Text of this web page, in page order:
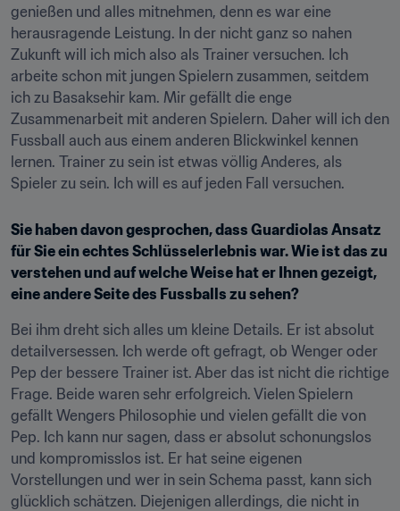
genießen und alles mitnehmen, denn es war eine
herausragende Leistung. In der nicht ganz so nahen
Zukunft will ich mich also als Trainer versuchen. Ich
arbeite schon mit jungen Spielern zusammen, seitdem
ich zu Basaksehir kam. Mir gefällt die enge
Zusammenarbeit mit anderen Spielern. Daher will ich den
Fussball auch aus einem anderen Blickwinkel kennen
lernen. Trainer zu sein ist etwas völlig Anderes, als
Spieler zu sein. Ich will es auf jeden Fall versuchen.
Sie haben davon gesprochen, dass Guardiolas Ansatz
für Sie ein echtes Schlüsselerlebnis war. Wie ist das zu
verstehen und auf welche Weise hat er Ihnen gezeigt,
eine andere Seite des Fussballs zu sehen?
Bei ihm dreht sich alles um kleine Details. Er ist absolut
detailversessen. Ich werde oft gefragt, ob Wenger oder
Pep der bessere Trainer ist. Aber das ist nicht die richtige
Frage. Beide waren sehr erfolgreich. Vielen Spielern
gefällt Wengers Philosophie und vielen gefällt die von
Pep. Ich kann nur sagen, dass er absolut schonungslos
und kompromisslos ist. Er hat seine eigenen
Vorstellungen und wer in sein Schema passt, kann sich
glücklich schätzen. Diejenigen allerdings, die nicht in